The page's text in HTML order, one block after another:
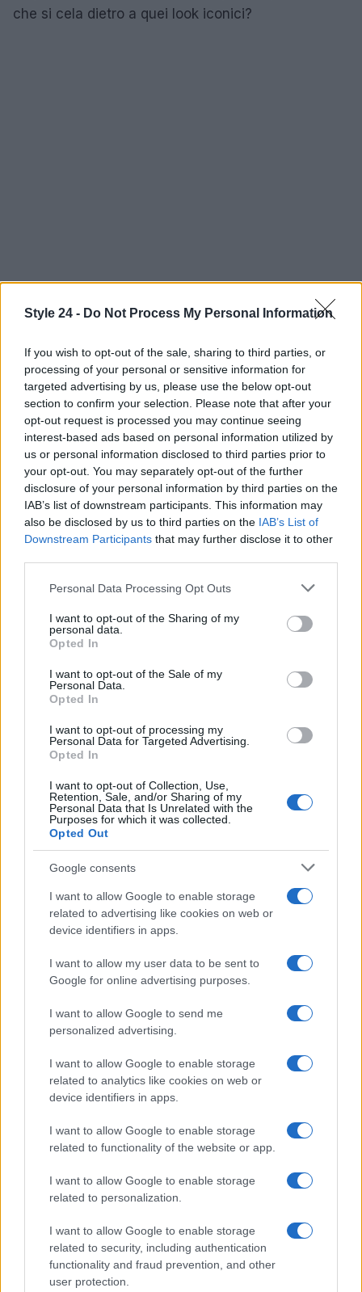
Style 24 - Do Not Process My Personal Information
If you wish to opt-out of the sale, sharing to third parties, or
processing of your personal or sensitive information for
targeted advertising by us, please use the below opt-out
section to confirm your selection. Please note that after your
opt-out request is processed you may continue seeing
interest-based ads based on personal information utilized by
us or personal information disclosed to third parties prior to
your opt-out. You may separately opt-out of the further
disclosure of your personal information by third parties on the
IAB’s list of downstream participants. This information may
also be disclosed by us to third parties on the IAB’s List of
Downstream Participants that may further disclose it to other
Please note that this website/app uses one or more Google
not limited to your visit or usage behaviour. You may click to
grant or deny consent to Google and its third-party tags to
use your data for below specified purposes in below Google
consent section.
Personal Data Processing Opt Outs
I want to opt-out of the Sharing of my
personal data.
Opted In
I want to opt-out of the Sale of my
Personal Data.
Opted In
I want to opt-out of processing my
Personal Data for Targeted Advertising.
Opted In
I want to opt-out of Collection, Use,
Retention, Sale, and/or Sharing of my
Personal Data that Is Unrelated with the
Purposes for which it was collected.
Opted Out
Google consents
I want to allow Google to enable storage
related to advertising like cookies on web or
device identifiers in apps.
I want to allow my user data to be sent to
Google for online advertising purposes.
I want to allow Google to send me
personalized advertising.
I want to allow Google to enable storage
related to analytics like cookies on web or
device identifiers in apps.
I want to allow Google to enable storage
related to functionality of the website or app.
I want to allow Google to enable storage
related to personalization.
I want to allow Google to enable storage
related to security, including authentication
functionality and fraud prevention, and other
user protection.
che si cela dietro a quei look iconici?
Conclusione: l’icona senza tempo di
Clueless
In un mondo in costante cambiamento,
Clueless
rimane un faro di stile e autenticità. La moda di
Cher e delle sue amiche continua a ispirare,
dimostrando che la vera eleganza risiede nella
capacità di essere se stessi. Come dice Mona May,
«speriamo che tutti possano sentirsi i protagonisti
della propria storia». E con questo spirito, Clueless
ci ricorda che la moda non è solo un vestito da
indossare, ma una dichiarazione di chi siamo.
Allora, quale storia vuoi raccontare con il tuo stile
AUTORE
Staff
Continua a leggere
BELLEZZA